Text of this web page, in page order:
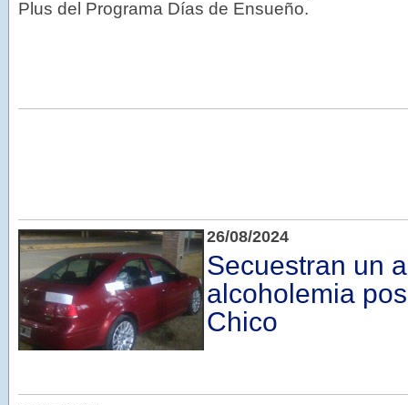
Plus del Programa Días de Ensueño.
26/08/2024
Secuestran un
alcoholemia
Chico